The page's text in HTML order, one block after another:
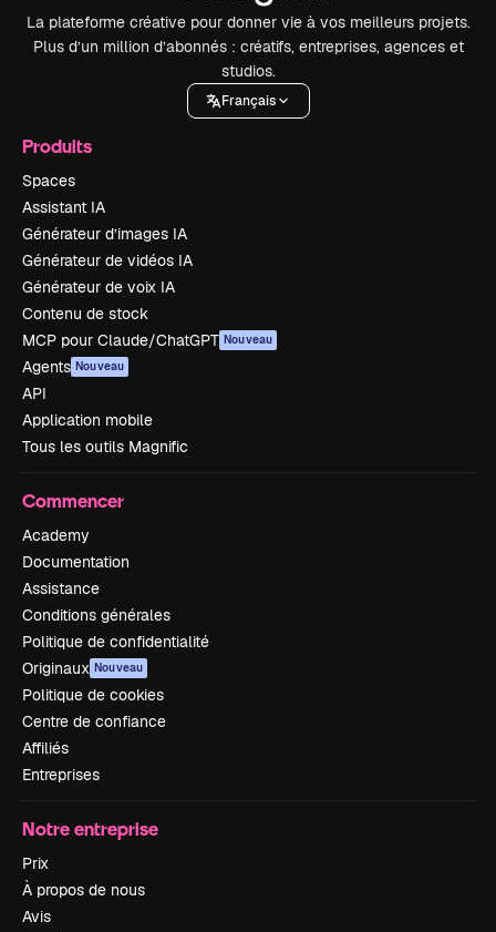
La plateforme créative pour donner vie à vos meilleurs projets.
Plus d’un million d’abonnés : créatifs, entreprises, agences et
studios.
Français
Produits
Spaces
Assistant IA
Générateur d’images IA
Générateur de vidéos IA
Générateur de voix IA
Contenu de stock
MCP pour Claude/ChatGPT Nouveau
Agents Nouveau
API
Application mobile
Tous les outils Magnific
Commencer
Academy
Documentation
Assistance
Conditions générales
Politique de confidentialité
Originaux Nouveau
Politique de cookies
Centre de confiance
Affiliés
Entreprises
Notre entreprise
Prix
À propos de nous
Avis